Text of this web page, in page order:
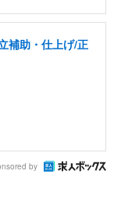
補助・仕上げ/正
by